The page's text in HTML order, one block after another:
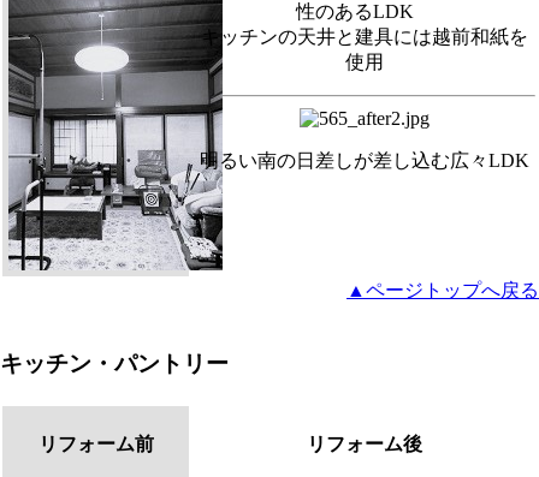
性のあるLDK
キッチンの天井と建具には越前和紙を
使用
明るい南の日差しが差し込む広々LDK
▲ページトップへ戻る
キッチン・パントリー
リフォーム前 リフォーム後